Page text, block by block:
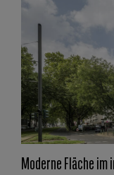
Moderne Fläche